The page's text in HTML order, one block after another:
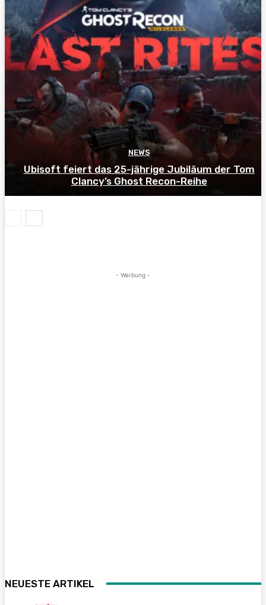
NEWS
Ubisoft feiert das 25-jährige Jubiläum der Tom
Clancy’s Ghost Recon-Reihe
- Werbung -
NEUESTE ARTIKEL